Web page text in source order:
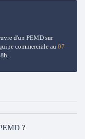
d'un PEMD sur
commerciale au 07
?